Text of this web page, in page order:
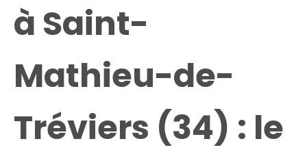
à Saint-
Mathieu-de-
Tréviers (34) : le